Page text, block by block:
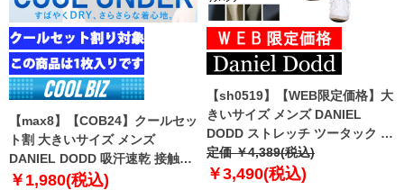
【max8】【COB24】クールセッ
ト割 大きいサイズ メンズ
DANIEL DODD 吸汗速乾 接触涼
感 Vネック 半袖 クールアンダー
￥1,980(税込)
【sh0519】【WEB限定価格】大
きいサイズ メンズ DANIEL
DODD ストレッチ ツータック チ
ノ パンツ チノパン テーパード
azp-210102
定価 ￥4,389(税込)
￥3,490(税込)